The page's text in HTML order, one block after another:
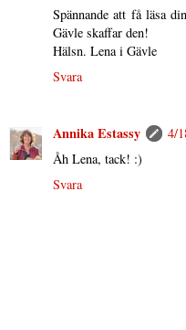
Spännande att få läsa
Gävle skaffar den!
Hälsn. Lena i Gävle
Svara
Annika Estassy
4/
Åh Lena, tack! :)
Svara